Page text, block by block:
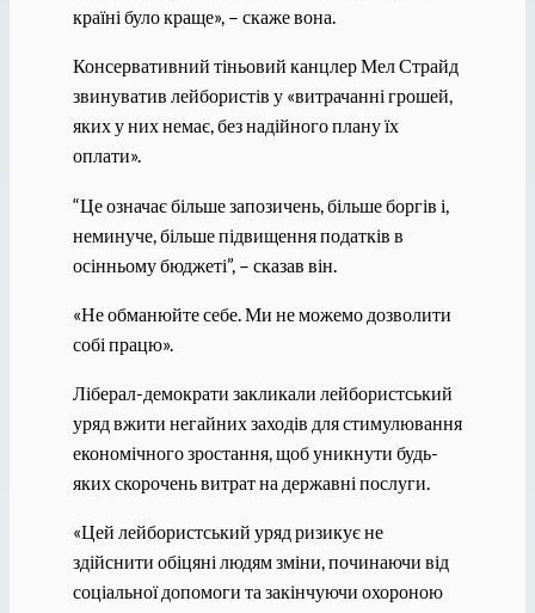
країні було краще», – скаже вона.
Консервативний тіньовий канцлер Мел Страйд
звинуватив лейбористів у «витрачанні грошей,
яких у них немає, без надійного плану їх
оплати».
“Це означає більше запозичень, більше боргів і,
неминуче, більше підвищення податків в
осінньому бюджеті”, – сказав він.
«Не обманюйте себе. Ми не можемо дозволити
собі працю».
Ліберал-демократи закликали лейбористський
уряд вжити негайних заходів для стимулювання
економічного зростання, щоб уникнути будь-
яких скорочень витрат на державні послуги.
«Цей лейбористський уряд ризикує не
здійснити обіцяні людям зміни, починаючи від
соціальної допомоги та закінчуючи охороною